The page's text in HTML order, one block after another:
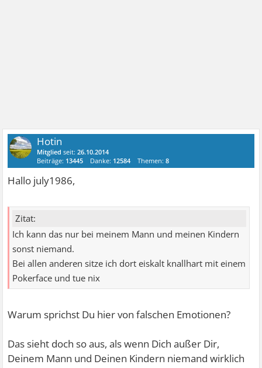
Hotin
Mitglied seit:26.10.2014
Beiträge: 13445 Danke: 12584 Themen:8
Hallo july1986,
Zitat:
Ich kann das nur bei meinem Mann und meinen Kindern
sonst niemand.
Bei allen anderen sitze ich dort eiskalt knallhart mit einem
Pokerface und tue nix
Warum sprichst Du hier von falschen Emotionen?
Das sieht doch so aus, als wenn Dich außer Dir,
Deinem Mann und Deinen Kindern niemand wirklich